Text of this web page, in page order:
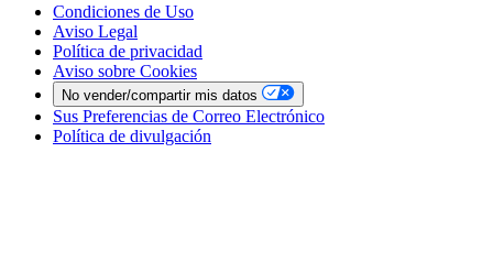
Condiciones de Uso
Aviso Legal
Política de privacidad
Aviso sobre Cookies
No vender/compartir mis datos
Sus Preferencias de Correo Electrónico
Política de divulgación